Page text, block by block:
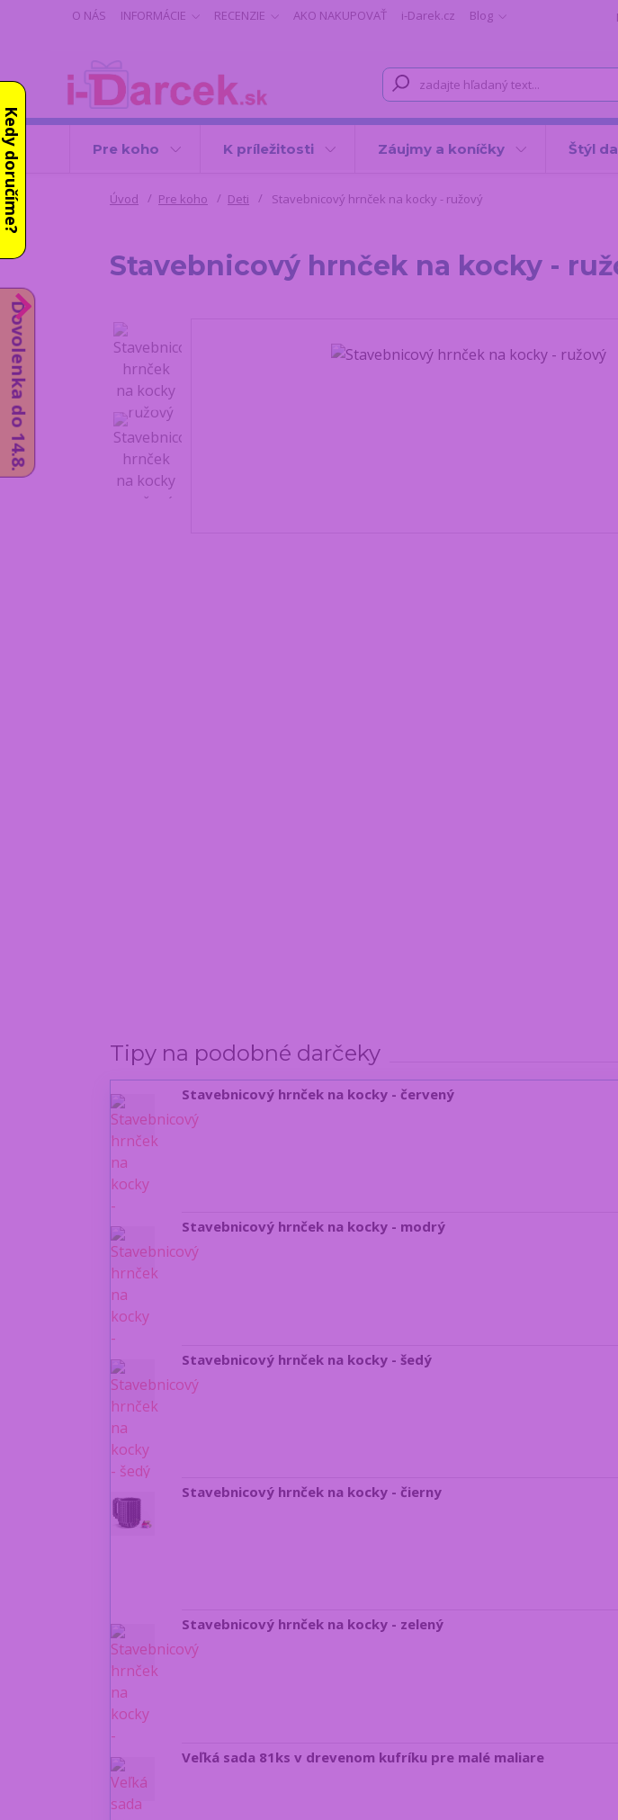
O NÁS INFORMÁCIE RECENZIE AKO NAKUPOVAŤ i-Darek.cz
Blog
Pre koho K príležitosti Záujmy a koníčky Štýl
Úvod Pre koho Deti Stavebnicový hrnček na kocky - ružový
Stavebnicový hrnček na kocky -
Tipy na podobné darčeky
Stavebnicový hrnček na kocky - červený
Stavebnicový hrnček na kocky - modrý
Stavebnicový hrnček na kocky - šedý
Stavebnicový hrnček na kocky - čierny
Stavebnicový hrnček na kocky - zelený
Veľká sada 81ks v drevenom kufríku pre malé maliare
Dovolenka do 14.8.
Kedy doručíme?